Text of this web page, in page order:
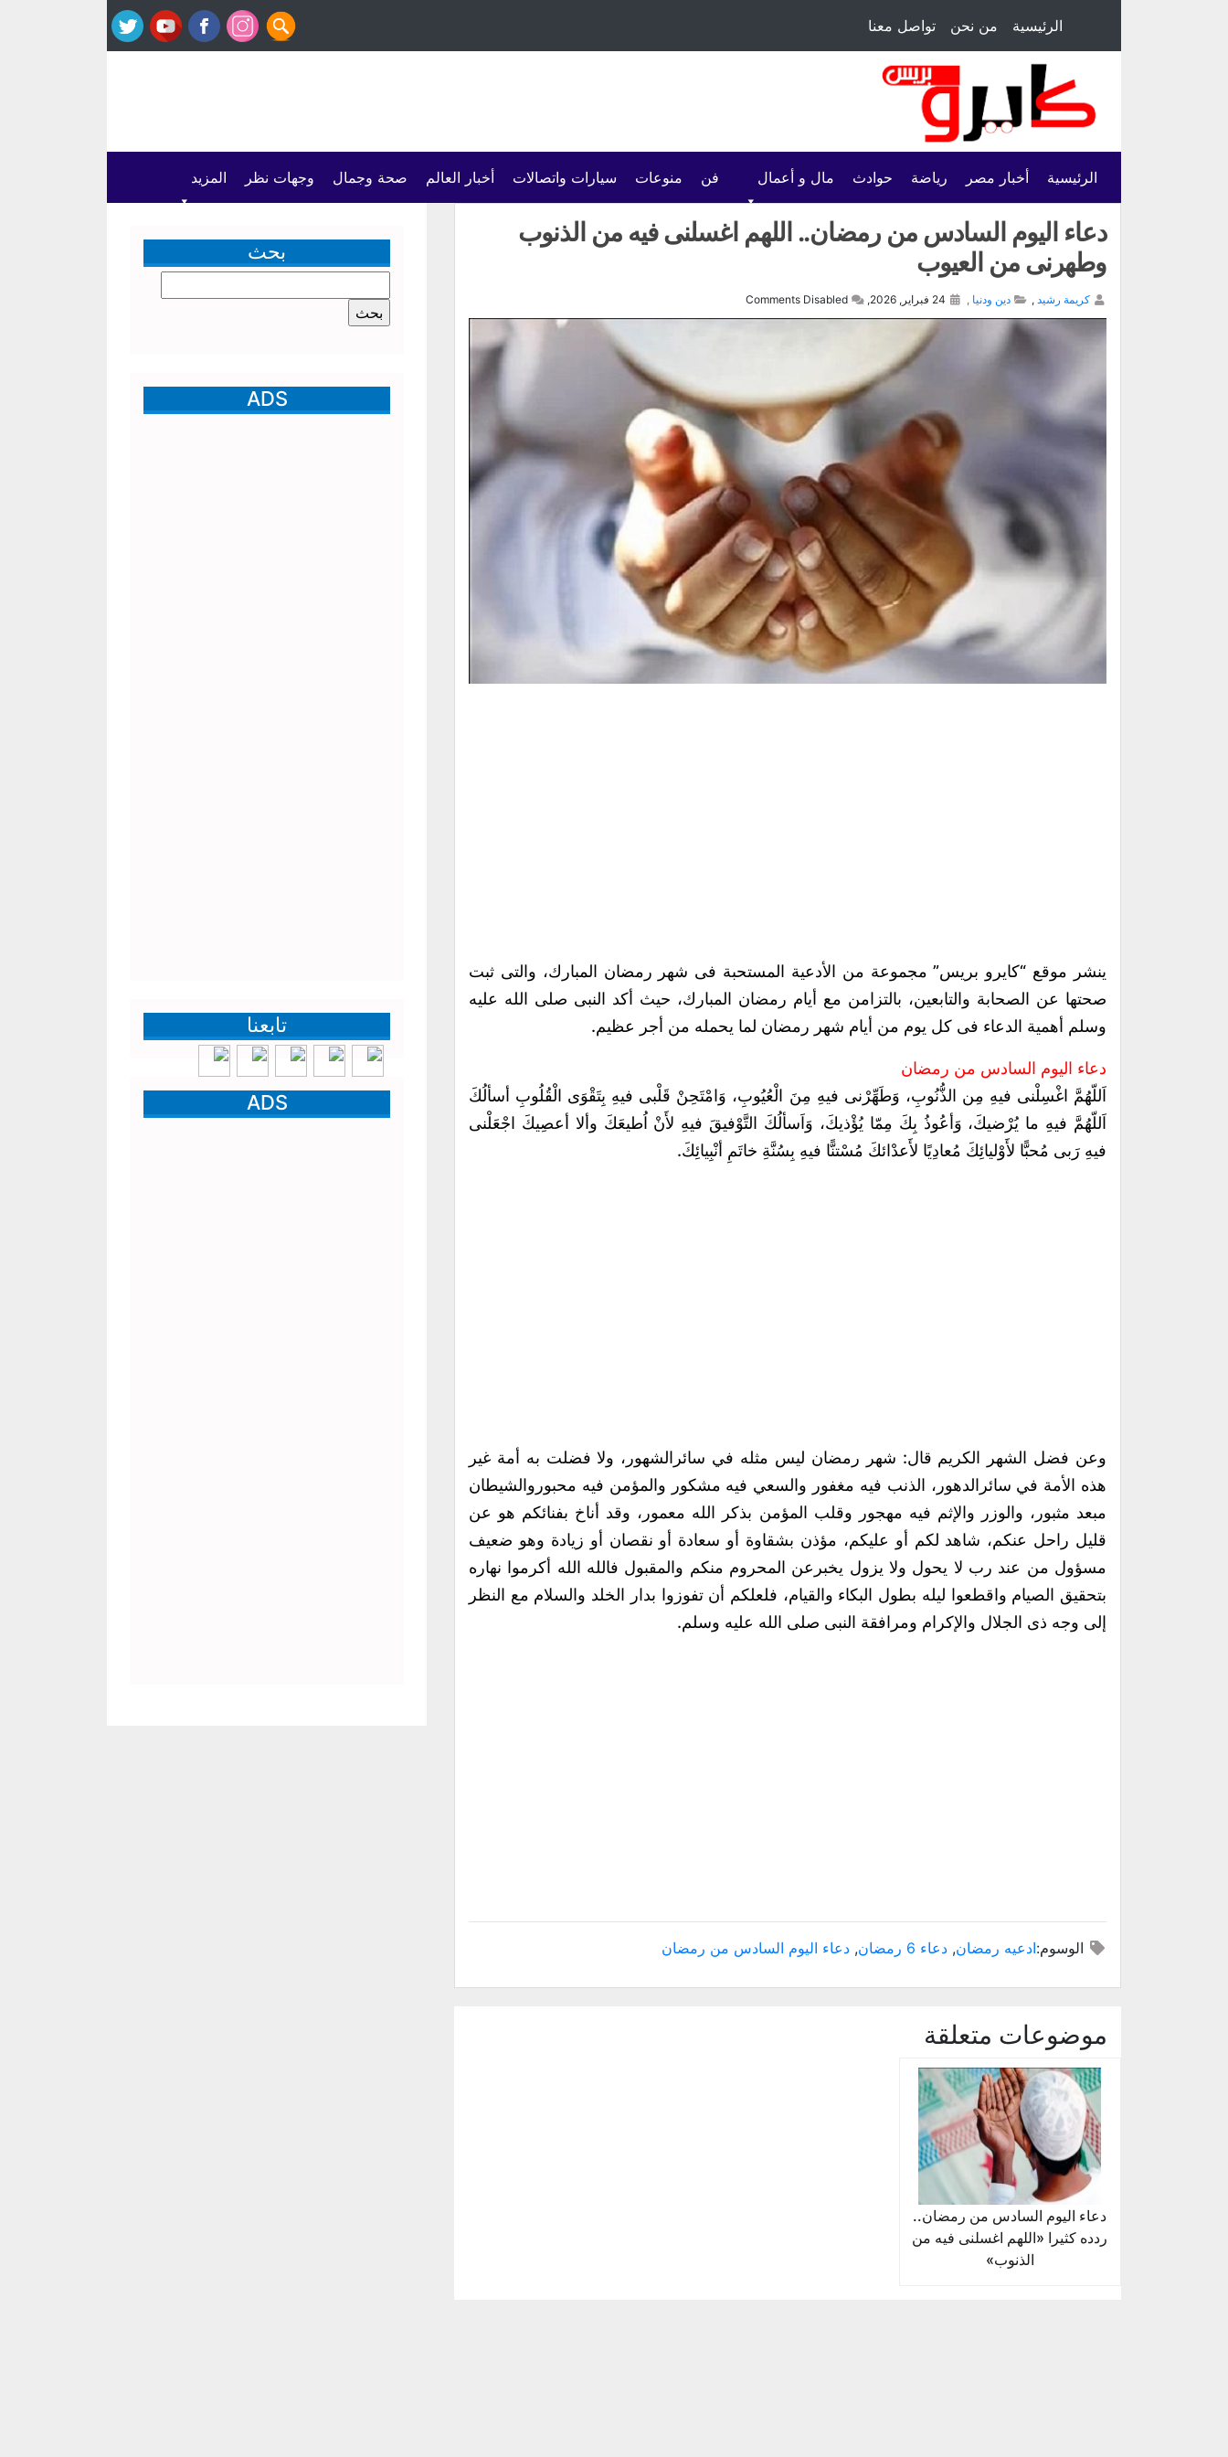
الرئيسية من نحن تواصل معنا
الرئيسية أخبار مصر رياضة حوادث مال و أعمال فن منوعات سيارات واتصالات أخبار العالم صحة وجمال وجهات نظر المزيد
دعاء اليوم السادس من رمضان.. اللهم اغسلنى فيه من الذنوب
وطهرنى من العيوب
كريمة رشيد , دين ودنيا ,
Comments Disabled
ينشر موقع “كايرو بريس” مجموعة من الأدعية المستحبة فى شهر رمضان المبارك، والتى ثبت
صحتها عن الصحابة والتابعين، بالتزامن مع أيام رمضان المبارك، حيث أكد النبى صلى الله عليه
وسلم أهمية الدعاء فى كل يوم من أيام شهر رمضان لما يحمله من أجر عظيم.
دعاء اليوم السادس من رمضان
اَللّهُمَّ اغْسِلْنى فيهِ مِن الذُّنُوبِ، وَطَهِّرْنى فيهِ مِنَ الْعُيُوبِ، وَامْتَحِنْ قَلْبى فيهِ بِتَقْوَى الْقُلُوبِ أسألُكَ
اَللّهُمَّ فيهِ ما يُرْضيكَ، وَأعُوذُ بِكَ مِمّا يُؤْذيكَ، وَاَسألُكَ التَّوْفيقَ فيهِ لأَنْ اُطيعَكَ وألا أعصِيكَ اجْعَلْنى
فيهِ رَبى مُحبًّا لأَوْليائِكَ مُعادِيًا لأَعدْائكَ مُسْتنًّا فيهِ بِسُنَّةِ خاتَمِ أنْبِيائِكَ.
وعن فضل الشهر الكريم قال: شهر رمضان ليس مثله في سائرالشهور، ولا فضلت به أمة غير
هذه الأمة في سائرالدهور، الذنب فيه مغفور والسعي فيه مشكور والمؤمن فيه محبوروالشيطان
مبعد مثبور، والوزر والإثم فيه مهجور وقلب المؤمن بذكر الله معمور، وقد أناخ بفنائكم هو عن
قليل راحل عنكم، شاهد لكم أو عليكم، مؤذن بشقاوة أو سعادة أو نقصان أو زيادة وهو ضعيف
مسؤول من عند رب لا يحول ولا يزول يخبرعن المحروم منكم والمقبول فالله الله أكرموا نهاره
بتحقيق الصيام واقطعوا ليله بطول البكاء والقيام، فلعلكم أن تفوزوا بدار الخلد والسلام مع النظر
إلى وجه ذى الجلال والإكرام ومرافقة النبى صلى الله عليه وسلم.
الوسوم:ادعيه رمضان, دعاء 6 رمضان , دعاء اليوم السادس من رمضان
موضوعات متعلقة
دعاء اليوم السادس من رمضان..
ردده كثيرا «اللهم اغسلنى فيه من
الذنوب»
بحث
عن:
ADS
تابعنا
ADS